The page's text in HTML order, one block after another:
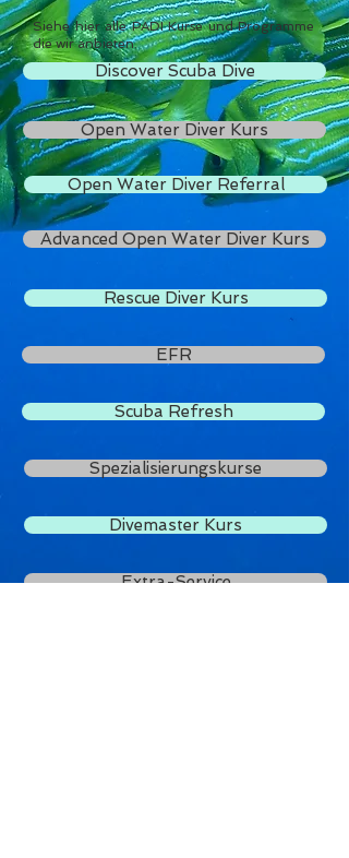
Siehe hier alle PADI Kurse und Programme
die wir anbieten.
Discover Scuba Dive
Open Water Diver Kurs
Open Water Diver Referral
Advanced Open Water Diver Kurs
Rescue Diver Kurs
EFR
Scuba Refresh
Spezialisierungskurse
Divemaster Kurs
Extra-Service